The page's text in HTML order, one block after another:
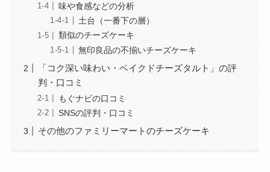
味や食感などの分析
土台（一番下の層）
類似のチーズケーキ
無印良品の不揃いチーズケーキ
「コク深い味わい・ベイクドチーズタルト」の評
判・口コミ
もぐナビの口コミ
SNSの評判・口コミ
その他のファミリーマートのチーズケーキ